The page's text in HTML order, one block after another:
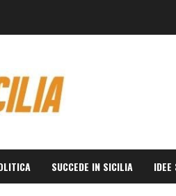
SUCCEDE IN SICILIA